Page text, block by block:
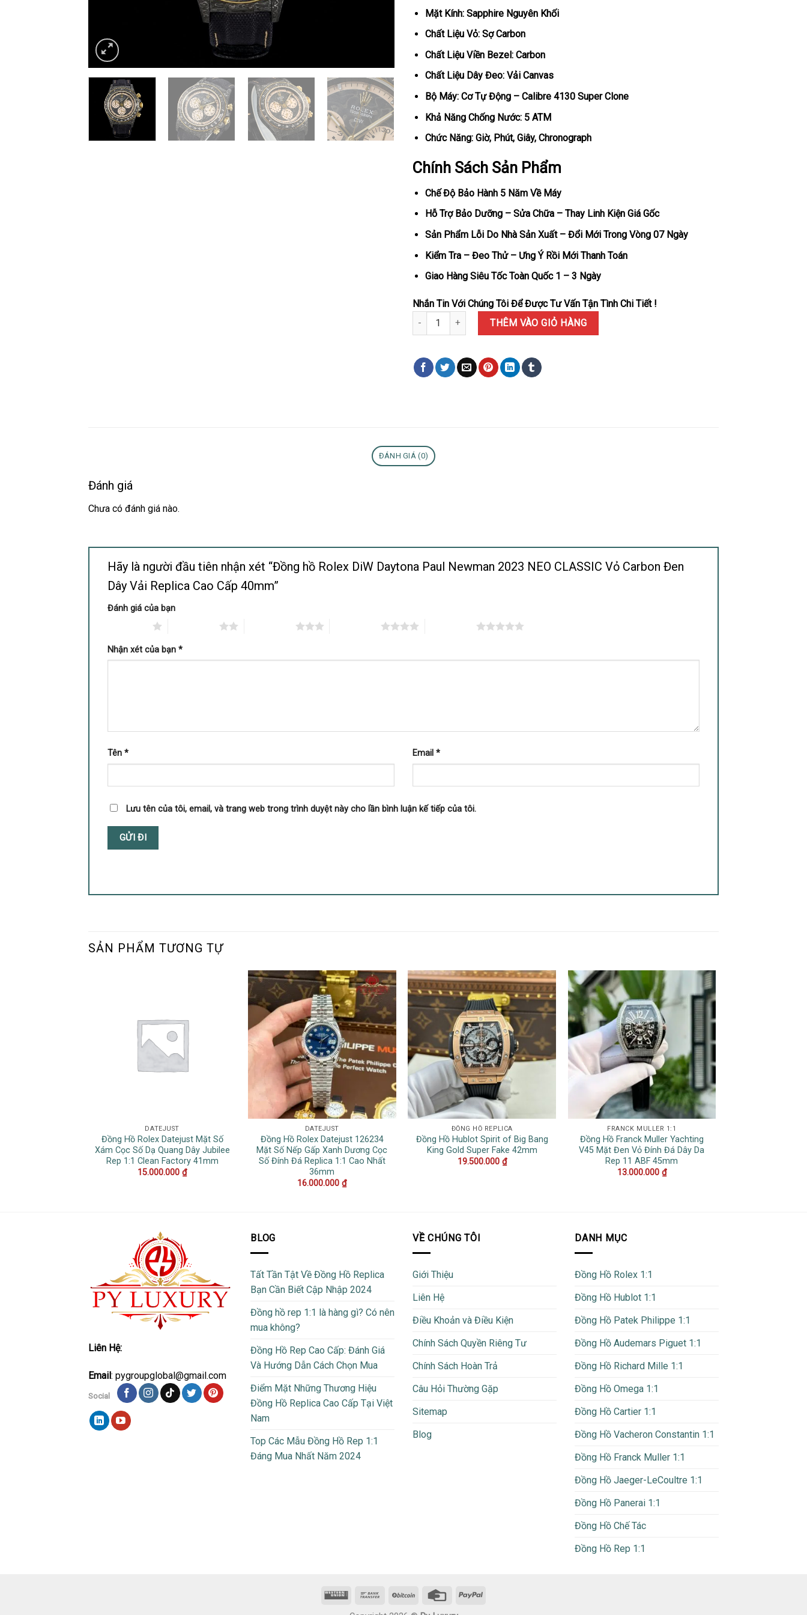
Mặt Kính: Sapphire Nguyên Khối
Chất Liệu Vỏ: Sợ Carbon
Chất Liệu Viền Bezel: Carbon
Chất Liệu Dây Đeo: Vải Canvas
Bộ Máy: Cơ Tự Động – Calibre 4130 Super Clone
Khả Năng Chống Nước: 5 ATM
Chức Năng: Giờ, Phút, Giây, Chronograph
Chính Sách Sản Phẩm
Chế Độ Bảo Hành 5 Năm Về Máy
Hỗ Trợ Bảo Dưỡng – Sửa Chữa – Thay Linh Kiện Giá Gốc
Sản Phẩm Lỗi Do Nhà Sản Xuất – Đổi Mới Trong Vòng 07 Ngày
Kiểm Tra – Đeo Thử – Ưng Ý Rồi Mới Thanh Toán
Giao Hàng Siêu Tốc Toàn Quốc 1 – 3 Ngày
Nhắn Tin Với Chúng Tôi Để Được Tư Vấn Tận Tình Chi Tiết !
Đồng hồ Rolex DiW Daytona Paul Newman 2023 NEO CLASSIC Vỏ Carbon Đen Dây Vải Replica Cao
THÊM VÀO GIỎ HÀNG
ĐÁNH GIÁ (0)
Đánh giá
Chưa có đánh giá nào.
Hãy là người đầu tiên nhận xét “Đồng hồ Rolex DiW Daytona Paul Newman 2023 NEO CLASSIC Vỏ Carbon Đen
Dây Vải Replica Cao Cấp 40mm”
Đánh giá của bạn
Nhận xét của bạn *
Tên * Email *
Lưu tên của tôi, email, và trang web trong trình duyệt này cho lần bình luận kế tiếp của tôi.
SẢN PHẨM TƯƠNG TỰ
DATEJUST
Đồng Hồ Rolex Datejust Mặt Số
Xám Cọc Số Dạ Quang Dây Jubilee
Rep 1:1 Clean Factory 41mm
15.000.000₫
DATEJUST
Đồng Hồ Rolex Datejust 126234
Mặt Số Nếp Gấp Xanh Dương Cọc
Số Đính Đá Replica 1:1 Cao Nhất
36mm
16.000.000₫
ĐỒNG HỒ REPLICA
Đồng Hồ Hublot Spirit of Big Bang
King Gold Super Fake 42mm
19.500.000 ₫
FRANCK MULLER 1:1
Đồng Hồ Franck Muller Yachting
V45 Mặt Đen Vỏ Đính Đá Dây Da
Rep 11 ABF 45mm
13.000.000 ₫
Liên Hệ:
Email: pygroupglobal@gmail.com
Social
BLOG
Tất Tần Tật Về Đồng Hồ Replica
Bạn Cần Biết Cập Nhập 2024
Đồng hồ rep 1:1 là hàng gì? Có nên
mua không?
Đồng Hồ Rep Cao Cấp: Đánh Giá
Và Hướng Dẫn Cách Chọn Mua
Điểm Mặt Những Thương Hiệu
Đồng Hồ Replica Cao Cấp Tại Việt
Nam
Top Các Mẫu Đồng Hồ Rep 1:1
Đáng Mua Nhất Năm 2024
VỀ CHÚNG TÔI
Giới Thiệu
Liên Hệ
Điều Khoản và Điều Kiện
Chính Sách Quyền Riêng Tư
Chính Sách Hoàn Trả
Câu Hỏi Thường Gặp
Sitemap
Blog
DANH MỤC
Đồng Hồ Rolex 1:1
Đồng Hồ Hublot 1:1
Đồng Hồ Patek Philippe 1:1
Đồng Hồ Audemars Piguet 1:1
Đồng Hồ Richard Mille 1:1
Đồng Hồ Omega 1:1
Đồng Hồ Cartier 1:1
Đồng Hồ Vacheron Constantin 1:1
Đồng Hồ Franck Muller 1:1
Đồng Hồ Jaeger-LeCoultre 1:1
Đồng Hồ Panerai 1:1
Đồng Hồ Chế Tác
Đồng Hồ Rep 1:1